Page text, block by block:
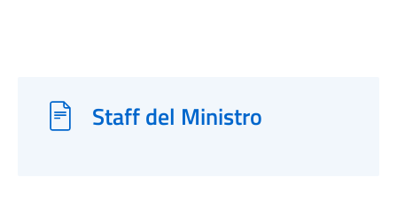
Staff del Ministro